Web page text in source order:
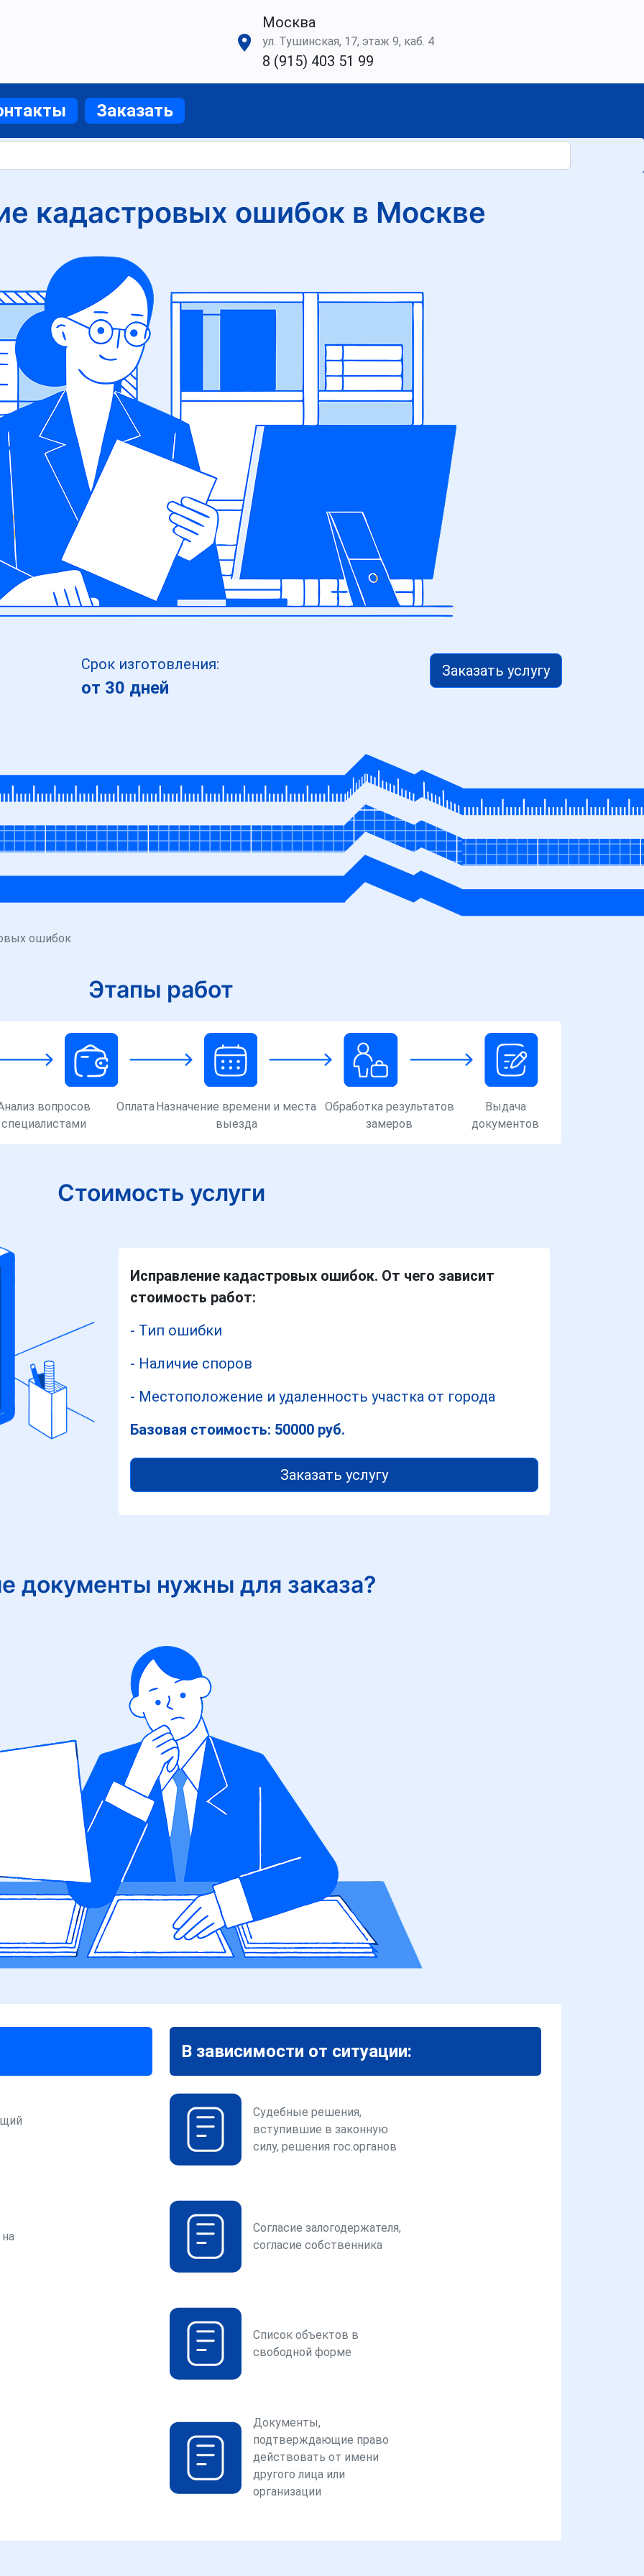
Москва
ул. Тушинская, 17, этаж 9, каб. 4
8 (915) 403 51 99
Заказать
кадастровых ошибок в Москве
Срок изготовления:
от 30 дней
Заказать услугу
ошибок
Этапы работ
вопросов
специалистами
ОплатаНазначение времени и места
выезда
Обработка результатов
замеров
Выдача
документов
Стоимость услуги
Исправление кадастровых ошибок. От чего зависит
стоимость работ:
- Тип ошибки
- Наличие споров
- Местоположение и удаленность участка от города
Базовая стоимость: 50000 руб.
Заказать услугу
документы нужны для заказа?
В зависимости от ситуации:
Судебные решения,
вступившие в законную
силу, решения гос.органов
Согласие залогодержателя,
согласие собственника
Список объектов в
свободной форме
Документы,
подтверждающие право
действовать от имени
другого лица или
организации